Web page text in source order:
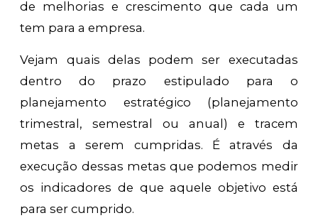
de melhorias e crescimento que cada um
tem para a empresa.
Vejam quais delas podem ser executadas
dentro do prazo estipulado para o
planejamento estratégico (planejamento
trimestral, semestral ou anual) e tracem
metas a serem cumpridas. É através da
execução dessas metas que podemos medir
os indicadores de que aquele objetivo está
para ser cumprido.